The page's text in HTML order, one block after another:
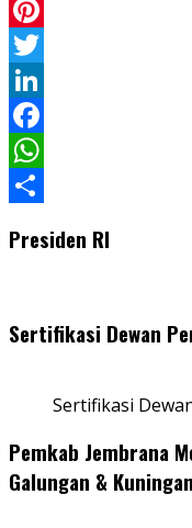
Pinterest
Twitter
LinkedIn
Facebook
WhatsApp
Presiden RI
Sertifikasi Dewan
Sertifikasi
Pemkab Jembrana
Galungan & Kuningan